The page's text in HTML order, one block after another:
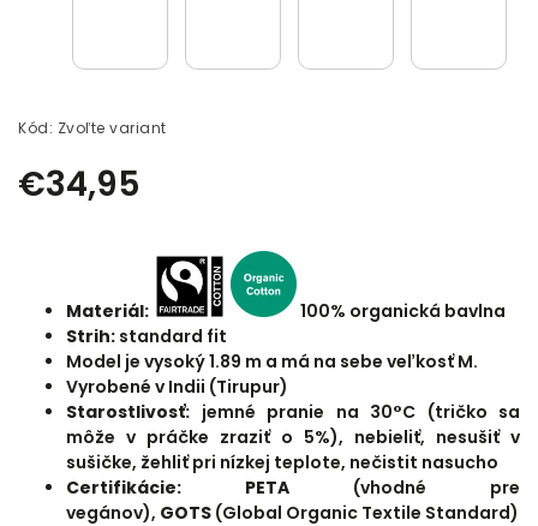
Kód: Zvoľte variant
€34,95
Materiál:
100% organická bavlna
Strih: standard fit
Model je vysoký 1.89 m a má na sebe veľkosť M.
Vyrobené v Indii (Tirupur)
Starostlivosť: jemné pranie na 30°C (tričko sa
môže v práčke zraziť o 5%), nebieliť, nesušiť v
sušičke, žehliť pri nízkej teplote, nečistit nasucho
Certifikácie: PETA (vhodné pre
vegánov), GOTS (Global Organic Textile Standard)